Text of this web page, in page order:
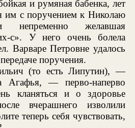
и румяная бабенка, лет
им с поручением к Николаю
непременно желавшая
с». У него очень болела
Варваре Петровне удалось
поручения.
(то есть Липутин), —
Агафья, — перво-наперво
кланяться и о здоровье
вчерашнего изволили
теперь себя чувствовать,